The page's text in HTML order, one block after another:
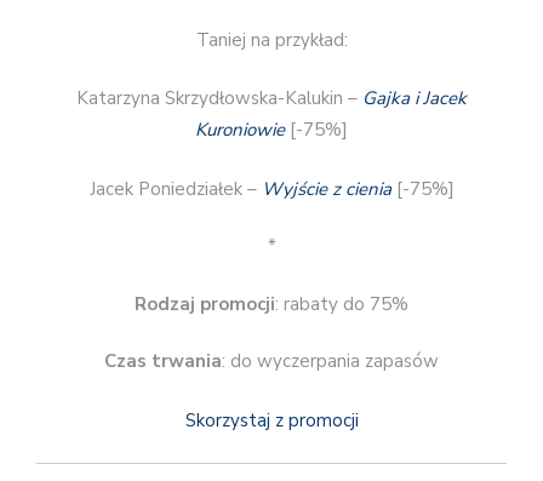
Taniej na przykład:
Katarzyna Skrzydłowska-Kalukin – Gajka i Jacek
Kuroniowie[-75%]
Jacek Poniedziałek – Wyjście z cienia[-75%]
*
Rodzaj promocji: rabaty do 75%
Czas trwania: do wyczerpania zapasów
Skorzystaj z promocji